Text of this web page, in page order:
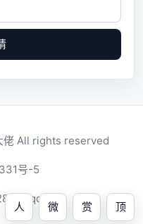
人 微 赏 顶
佬 All rights reserved
号-5